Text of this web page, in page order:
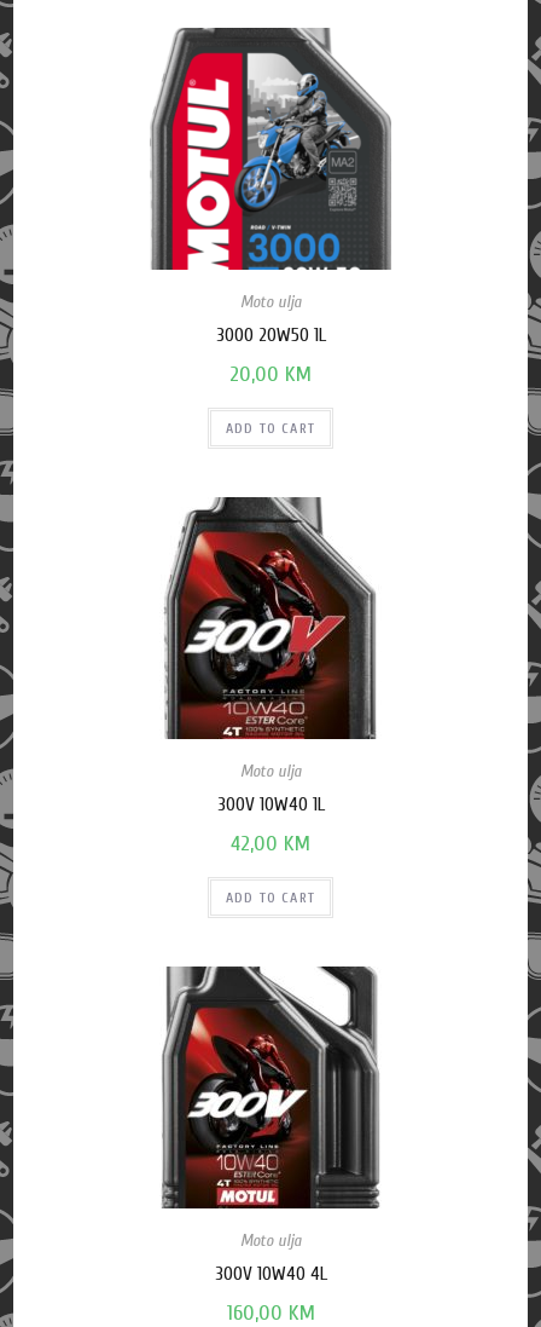
Moto ulja
3000 20W50 1L
20,00 KM
ADD TO CART
Moto ulja
300V 10W40 1L
42,00 KM
ADD TO CART
Moto ulja
300V 10W40 4L
160,00 KM